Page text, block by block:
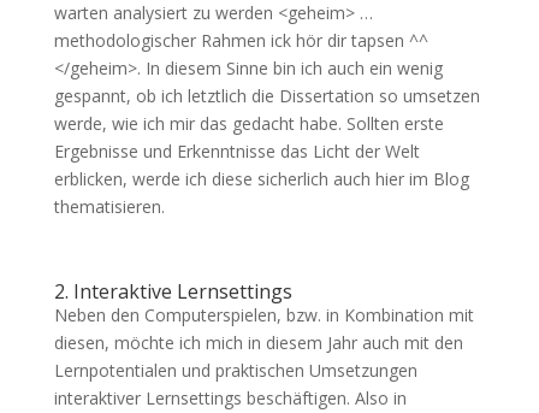
warten analysiert zu werden <geheim> …
methodologischer Rahmen ick hör dir tapsen ^^
</geheim>. In diesem Sinne bin ich auch ein wenig
gespannt, ob ich letztlich die Dissertation so umsetzen
werde, wie ich mir das gedacht habe. Sollten erste
Ergebnisse und Erkenntnisse das Licht der Welt
erblicken, werde ich diese sicherlich auch hier im Blog
thematisieren.
2. Interaktive Lernsettings
Neben den Computerspielen, bzw. in Kombination mit
diesen, möchte ich mich in diesem Jahr auch mit den
Lernpotentialen und praktischen Umsetzungen
interaktiver Lernsettings beschäftigen. Also in